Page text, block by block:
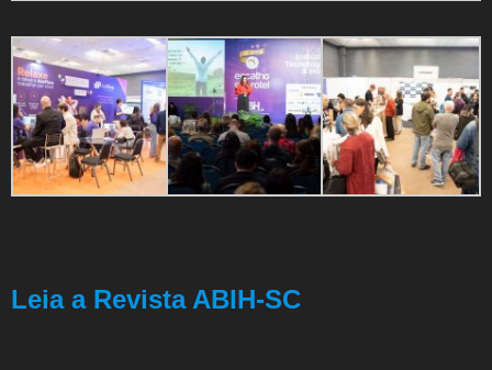
Leia a Revista ABIH-SC